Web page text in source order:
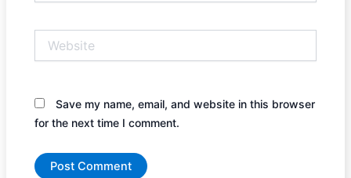
Save my name, email, and website in this browser
for the next time I comment.